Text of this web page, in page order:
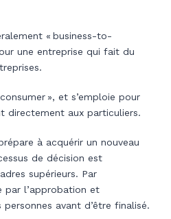
« business-to-
une entreprise qui fait du
», et s’emploie pour
directement aux particuliers.
à acquérir un nouveau
de décision est
supérieurs. Par
par l’approbation et
avant d’être finalisé.